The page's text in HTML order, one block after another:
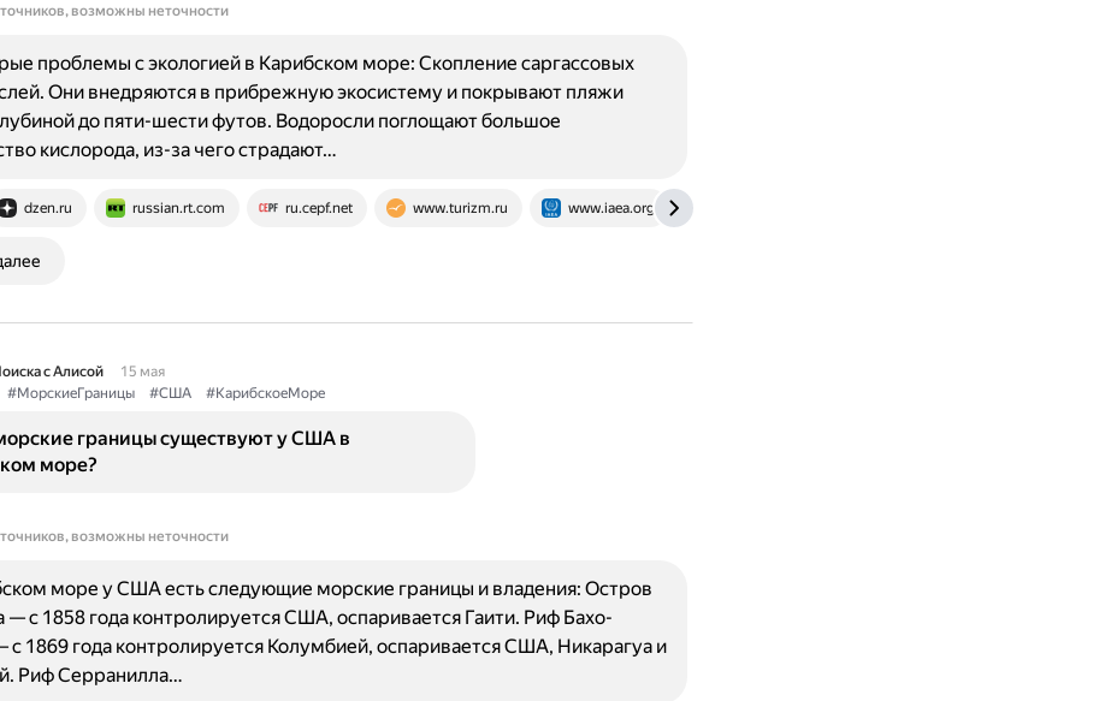
возможны неточности
dzen.ru russian.rt.com ru.cepf.net www.turizm.ru www.iaea.org
проблемы с экологией в Карибском море: Скопление саргассовых
Они внедряются в прибрежную экосистему и покрывают пляжи
до пяти-шести футов. Водоросли поглощают большое
кислорода, из-за чего страдают…
с Алисой
15 мая
#МорскиеГраницы #США #КарибскоеМоре
границы существуют у США в
море?
возможны неточности
море у США есть следующие морские границы и владения: Остров
— с 1858 года контролируется США, оспаривается Гаити. Риф Бахо-
с 1869 года контролируется Колумбией, оспаривается США, Никарагуа и
Риф Серранилла…